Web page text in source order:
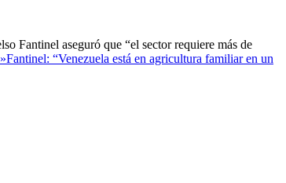
Fantinel aseguró que “el sector requiere más de
Fantinel: “Venezuela está en agricultura familiar en un